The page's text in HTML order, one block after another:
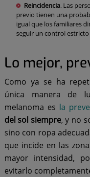
Reincidencia. Las
previo tienen una
igual que los familiares
seguir un control
Lo mejor,
Como ya se ha
única manera de
melanoma es la
del sol siempre, y no
sino con ropa
que incide en las
mayor intensidad,
evitarlo